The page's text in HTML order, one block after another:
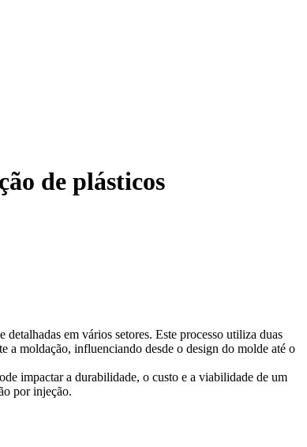
de plásticos
em vários setores. Este processo utiliza duas
a moldação, influenciando desde o design do molde até o
impactar a durabilidade, o custo e a viabilidade de um
por injeção.